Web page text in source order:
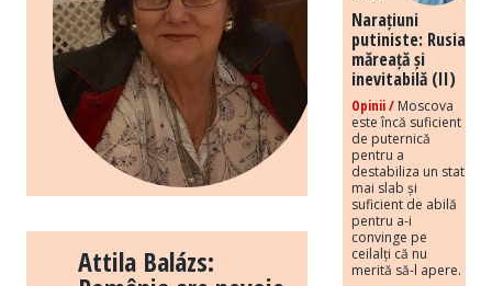
Attila Balázs:
Narațiuni
putiniste: Rusia
măreață și
inevitabilă (II)
Opinii / Moscova
este încă suficient
de puternică
pentru a
destabiliza un stat
mai slab și
suficient de abilă
pentru a-i
convinge pe
ceilalți că nu
merită să-l apere.